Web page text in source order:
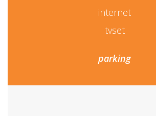
internet
tvset
parking